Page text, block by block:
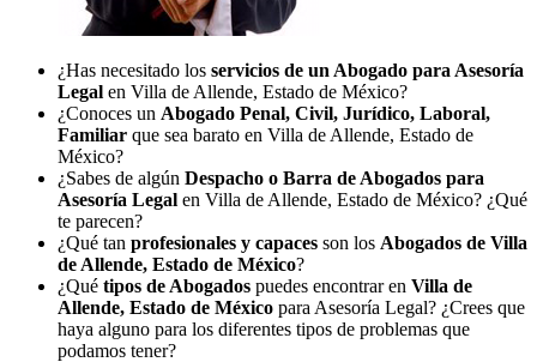
¿Has necesitado los servicios de un Abogado para Asesoría
Legal en Villa de Allende, Estado de México?
¿Conoces un Abogado Penal, Civil, Jurídico, Laboral,
Familiar que sea barato en Villa de Allende, Estado de
México?
¿Sabes de algún Despacho o Barra de Abogados para
Asesoría Legal en Villa de Allende, Estado de México? ¿Qué
te parecen?
¿Qué tan profesionales y capaces son los Abogados de Villa
de Allende, Estado de México?
¿Qué tipos de Abogados puedes encontrar en Villa de
Allende, Estado de México para Asesoría Legal? ¿Crees que
haya alguno para los diferentes tipos de problemas que
podamos tener?